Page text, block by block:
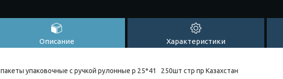
Описание Характеристики
пакеты упаковочные с ручкой рулонные р 25*41 250шт стр пр Казахстан